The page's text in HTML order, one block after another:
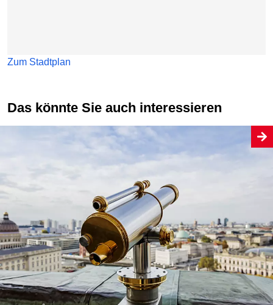
Zum Stadtplan
Das könnte Sie auch interessieren